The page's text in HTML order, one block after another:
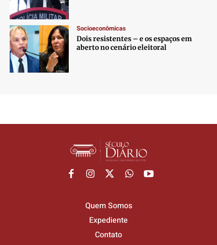
Socioeconômicas
Dois resistentes – e os espaços em
aberto no cenário eleitoral
Quem Somos
Expediente
Contato